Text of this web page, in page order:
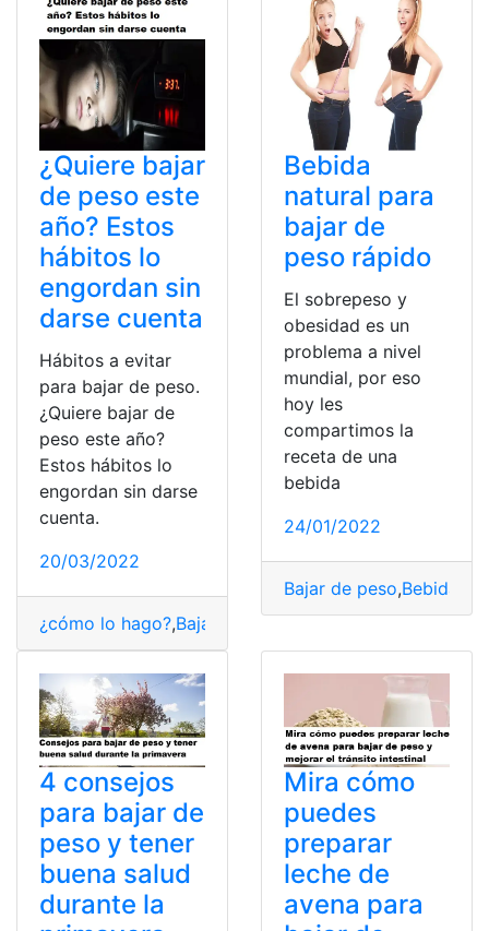
¿Quiere bajar
de peso este
año? Estos
hábitos lo
engordan sin
darse cuenta
Hábitos a evitar
para bajar de peso.
¿Quiere bajar de
peso este año?
Estos hábitos lo
engordan sin darse
cuenta.
20/03/2022
¿cómo lo hago?,Bajar de peso
Bebida
natural para
bajar de
peso rápido
El sobrepeso y
obesidad es un
problema a nivel
mundial, por eso
hoy les
compartimos la
receta de una
bebida
24/01/2022
Bajar de peso,Bebidas
4 consejos
para bajar de
peso y tener
buena salud
durante la
Mira cómo
puedes
preparar
leche de
avena para